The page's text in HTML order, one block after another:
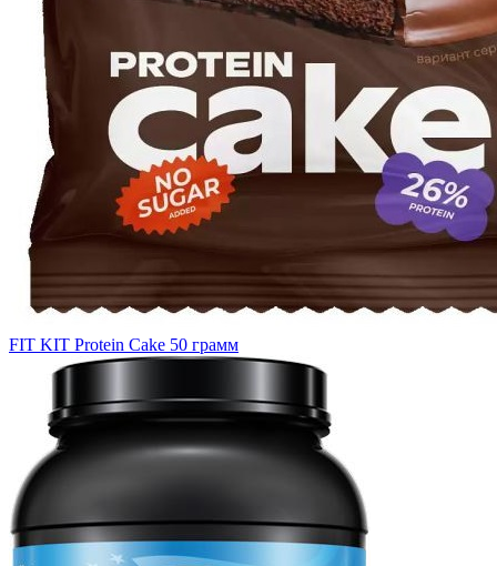
FIT KIT Protein Cake 50 грамм